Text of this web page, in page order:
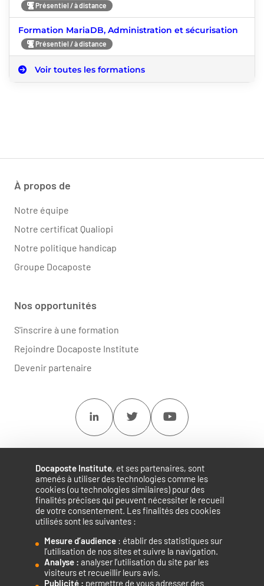
Docaposte Institute, et ses partenaires, sont
amenés à utiliser des technologies comme les
cookies (ou technologies similaires) pour des
finalités précises qui peuvent nécessiter le recueil
de votre consentement. Les finalités des cookies
utilisés sont les suivantes :
Mesure d’audience : établir des statistiques sur
l’utilisation de nos sites et suivre la navigation.
Analyse : analyser l’utilisation du site par les
visiteurs et recueillir leurs avis.
Publicité : permettre de vous adresser des
Présentiel / à distance
Formation MariaDB, Administration et sécurisation
Présentiel / à distance
Voir toutes les formations
Accélérateur de compétences numériques.
À propos de
Notre équipe
Notre certificat Qualiopi
Notre politique handicap
Groupe Docaposte
Nos opportunités
S'inscrire à une formation
Rejoindre Docaposte Institute
Devenir partenaire
Linkedin Twitter Youtube